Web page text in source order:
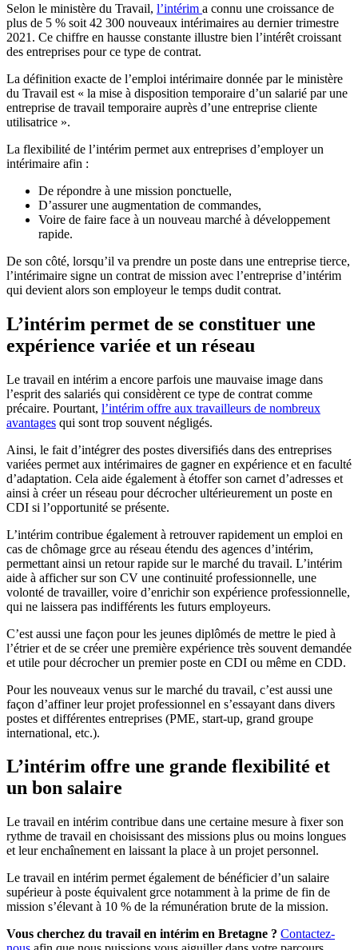
Selon le ministère du Travail, l’intérim a connu une croissance de
plus de 5 % soit 42 300 nouveaux intérimaires au dernier trimestre
2021. Ce chiffre en hausse constante illustre bien l’intérêt croissant
des entreprises pour ce type de contrat.
La définition exacte de l’emploi intérimaire donnée par le ministère
du Travail est « la mise à disposition temporaire d’un salarié par une
entreprise de travail temporaire auprès d’une entreprise cliente
utilisatrice ».
La flexibilité de l’intérim permet aux entreprises d’employer un
intérimaire afin :
De répondre à une mission ponctuelle,
D’assurer une augmentation de commandes,
Voire de faire face à un nouveau marché à développement
rapide.
De son côté, lorsqu’il va prendre un poste dans une entreprise tierce,
l’intérimaire signe un contrat de mission avec l’entreprise d’intérim
qui devient alors son employeur le temps dudit contrat.
L’intérim permet de se constituer une
expérience variée et un réseau
Le travail en intérim a encore parfois une mauvaise image dans
l’esprit des salariés qui considèrent ce type de contrat comme
précaire. Pourtant, l’intérim offre aux travailleurs de nombreux
avantages qui sont trop souvent négligés.
Ainsi, le fait d’intégrer des postes diversifiés dans des entreprises
variées permet aux intérimaires de gagner en expérience et en faculté
d’adaptation. Cela aide également à étoffer son carnet d’adresses et
ainsi à créer un réseau pour décrocher ultérieurement un poste en
CDI si l’opportunité se présente.
L’intérim contribue également à retrouver rapidement un emploi en
cas de chômage grce au réseau étendu des agences d’intérim,
permettant ainsi un retour rapide sur le marché du travail. L’intérim
aide à afficher sur son CV une continuité professionnelle, une
volonté de travailler, voire d’enrichir son expérience professionnelle,
qui ne laissera pas indifférents les futurs employeurs.
C’est aussi une façon pour les jeunes diplômés de mettre le pied à
l’étrier et de se créer une première expérience très souvent demandée
et utile pour décrocher un premier poste en CDI ou même en CDD.
Pour les nouveaux venus sur le marché du travail, c’est aussi une
façon d’affiner leur projet professionnel en s’essayant dans divers
postes et différentes entreprises (PME, start-up, grand groupe
international, etc.).
L’intérim offre une grande flexibilité et
un bon salaire
Le travail en intérim contribue dans une certaine mesure à fixer son
rythme de travail en choisissant des missions plus ou moins longues
et leur enchaînement en laissant la place à un projet personnel.
Le travail en intérim permet également de bénéficier d’un salaire
supérieur à poste équivalent grce notamment à la prime de fin de
mission s’élevant à 10 % de la rémunération brute de la mission.
Vous cherchez du travail en intérim en Bretagne ? Contactez-